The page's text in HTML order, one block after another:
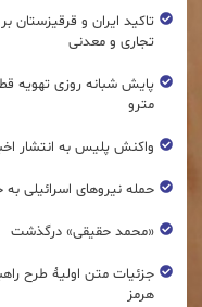
تاکید ایران و
تجاری و معدنی
پایش شبانه روزی تهویه
مترو
واکنش پلیس به انتشار
حمله نیروهای اسرائیلی
«محمد حقیقی» درگذشت
جزئیات متن اولیۀ طرح
هرمز